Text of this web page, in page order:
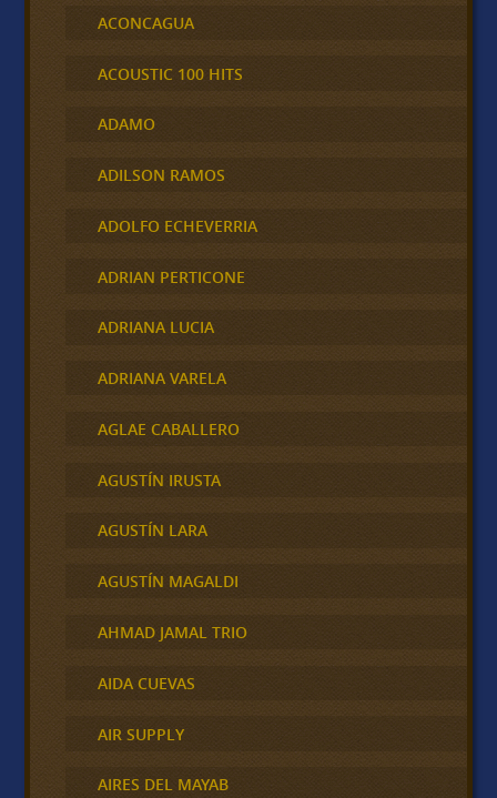
ACONCAGUA
ACOUSTIC 100 HITS
ADAMO
ADILSON RAMOS
ADOLFO ECHEVERRIA
ADRIAN PERTICONE
ADRIANA LUCIA
ADRIANA VARELA
AGLAE CABALLERO
AGUSTÍN IRUSTA
AGUSTÍN LARA
AGUSTÍN MAGALDI
AHMAD JAMAL TRIO
AIDA CUEVAS
AIR SUPPLY
AIRES DEL MAYAB